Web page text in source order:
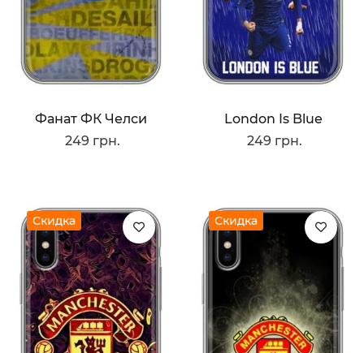
Фанат ФК Челси
249 грн.
London Is Blue
249 грн.
Скидка Скидка